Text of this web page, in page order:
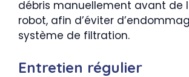
débris manuellement avant de
robot, afin d’éviter
système de filtration.
Entretien régulier